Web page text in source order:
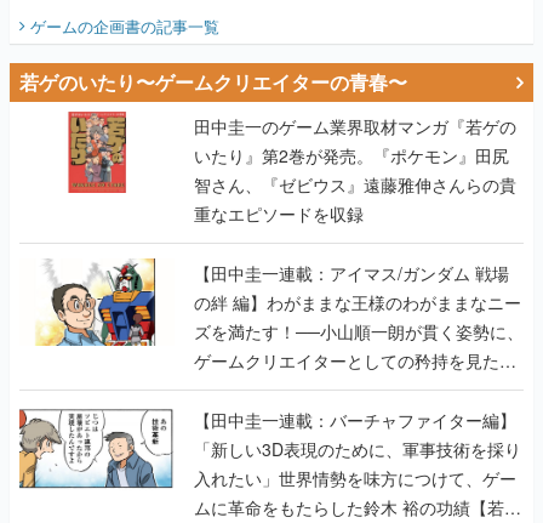
ビュー】
ゲームの企画書の記事一覧
若ゲのいたり〜ゲームクリエイターの青春〜
田中圭一のゲーム業界取材マンガ『若ゲの
いたり』第2巻が発売。『ポケモン』田尻
智さん、『ゼビウス』遠藤雅伸さんらの貴
重なエピソードを収録
【田中圭一連載：アイマス/ガンダム 戦場
の絆 編】わがままな王様のわがままなニー
ズを満たす！──小山順一朗が貫く姿勢に、
ゲームクリエイターとしての矜持を見た
【若ゲのいたり最終回】
【田中圭一連載：バーチャファイター編】
「新しい3D表現のために、軍事技術を採り
入れたい」世界情勢を味方につけて、ゲー
ムに革命をもたらした鈴木 裕の功績【若ゲ